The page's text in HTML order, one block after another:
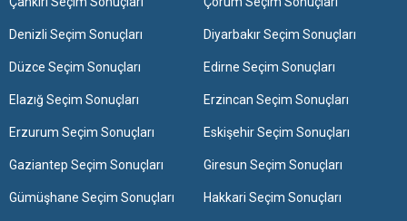
Denizli Seçim Sonuçları Diyarbakır Seçim Sonuçları
Düzce Seçim Sonuçları Edirne Seçim Sonuçları
Elazığ Seçim Sonuçları Erzincan Seçim Sonuçları
Erzurum Seçim Sonuçları Eskişehir Seçim Sonuçları
Gaziantep Seçim Sonuçları Giresun Seçim Sonuçları
Gümüşhane Seçim Sonuçları Hakkari Seçim Sonuçları